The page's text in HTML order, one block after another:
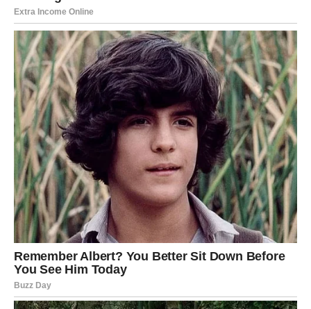
situaciju.
Šta vam donosi džjotiš?
Nove informacije i korisni susreti.
RAK
Poruka sudbine
Emocionalna ravnoteža postaje vaša najveća snaga.
Šta vam donosi džjotiš?
Mir u ljubavi i podršku bliskih ljudi.